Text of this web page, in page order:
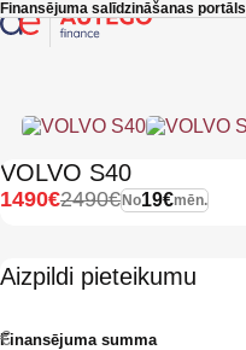
Skip to main content
Finansējuma salīdzināšanas portāls
VOLVO S40
No19€mēn.
2490€
1490€
Aizpildi pieteikumu
Finansējuma summa
€